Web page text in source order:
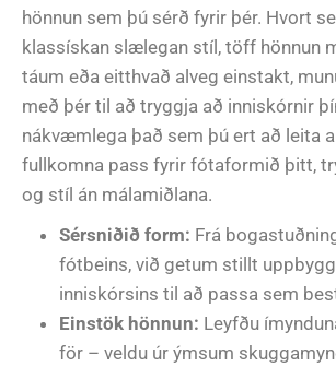
hönnun sem þú sérð fyrir þér. Hvort
klassískan slælegan stíl, töff hönnun
táum eða eitthvað alveg einstakt,
með þér til að tryggja að inniskórnir
nákvæmlega það sem þú ert að leita
fullkomna pass fyrir fótaformið þitt,
og stíl án málamiðlana.
Sérsniðið form: Frá
fótbeins, við getum stillt
inniskórsins til að passa sem
Einstök hönnun: Leyfðu
för – veldu úr ýmsum